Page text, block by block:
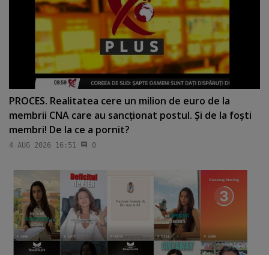
PROCES. Realitatea cere un milion de euro de la
membrii CNA care au sancţionat postul. Şi de la foşti
membri! De la ce a pornit?
4 AUG 2026 16:51 0